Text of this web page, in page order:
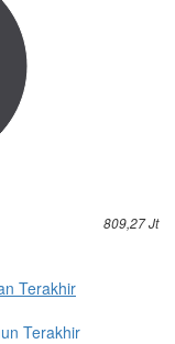
809,27 Jt
Terakhir
Terakhir